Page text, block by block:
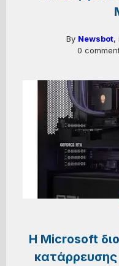
By Newsbot,
0
Η Microsoft